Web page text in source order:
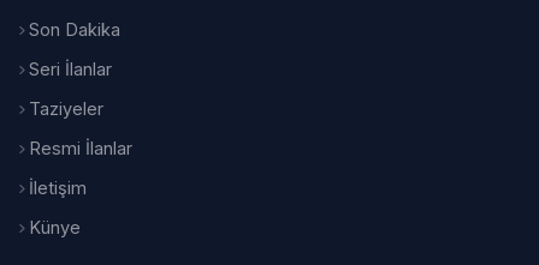
Editör: Yılmaz Efe
Yıldırım Belediyesi tarafından hayata
geçirilen ve çevreci özellikleriyle dikkat
çeken Ulus Kentsel Dönüşüm